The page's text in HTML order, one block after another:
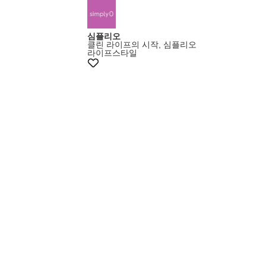
심플리오
클린 라이프의 시작, 심플리오
라이프스타일